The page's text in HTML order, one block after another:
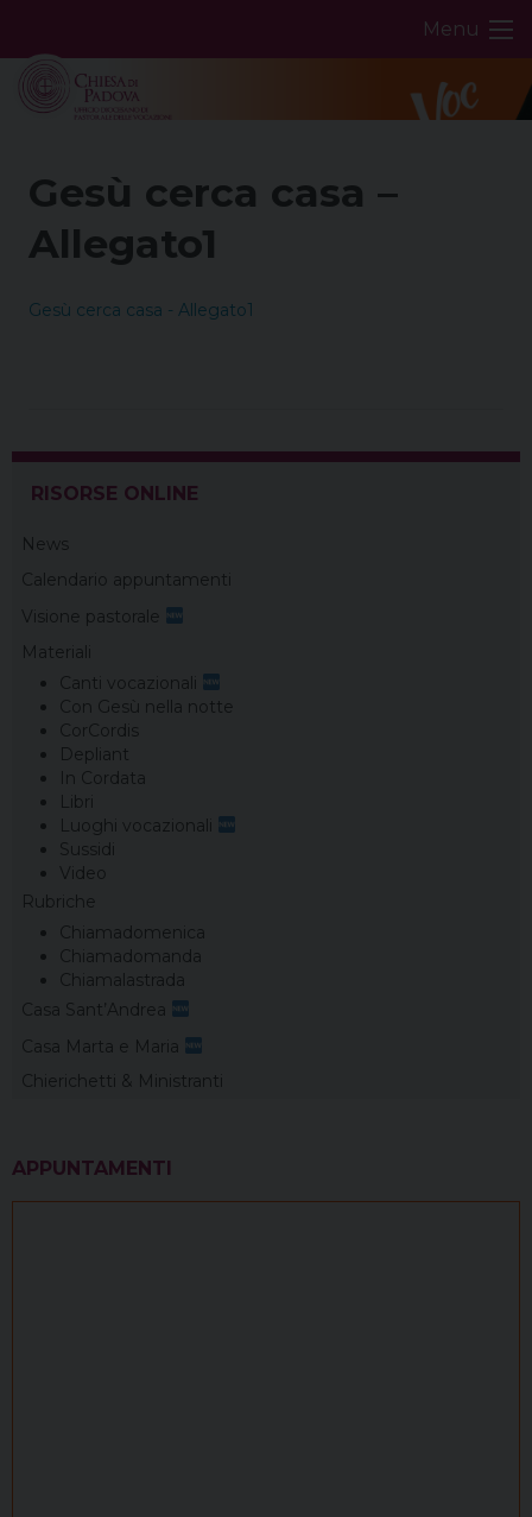
content
Menu
Gesù cerca casa –
Allegato1
Gesù cerca casa - Allegato1
RISORSE ONLINE
News
Calendario appuntamenti
Visione pastorale
Materiali
Canti vocazionali
Con Gesù nella notte
CorCordis
Depliant
In Cordata
Libri
Luoghi vocazionali
Sussidi
Video
Rubriche
Chiamadomenica
Chiamadomanda
Chiamalastrada
Casa Sant’Andrea
Casa Marta e Maria
Chierichetti & Ministranti
APPUNTAMENTI